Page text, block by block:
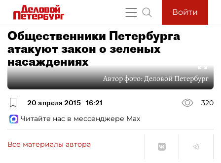
Войти
Общественники Петербурга
атакуют закон о зеленых
насаждениях
Автор фото:Деловой Петербург
20 апреля 2015 16:21
320
Читайте нас в мессенджере Max
Все материалы автора